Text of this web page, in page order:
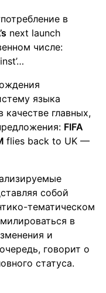
в
next launch
числе:
языка
качестве главных,
FIFA
flies back to UK —
собой
тематическом
в
и
говорит о
статуса.